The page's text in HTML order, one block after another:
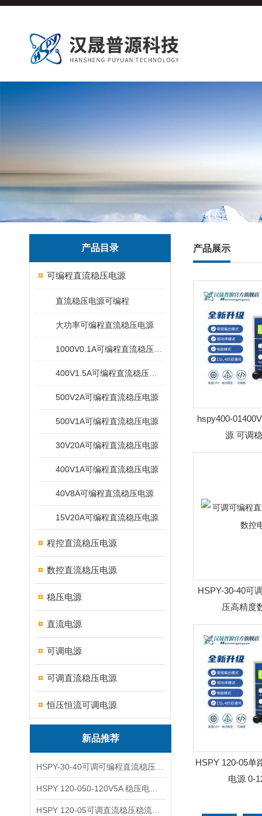
产品目录
可编程直流稳压电源
直流稳压电源可编程
大功率可编程直流稳压电源
500V2A可编程直流稳压电源
500V1A可编程直流稳压电源
30V20A可编程直流稳压电源
400V1A可编程直流稳压电源
40V8A可编程直流稳压电源
15V20A可编程直流稳压电源
程控直流稳压电源
数控直流稳压电源
稳压电源
直流电源
可调电源
可调直流稳压电源
恒压恒流可调电源
新品推荐
产品展示
hspy400-
源 可调
HSPY-30-40可
压高精度
HSPY 120-05单
电源 0-